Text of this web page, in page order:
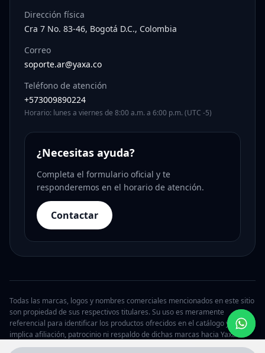
Dirección física
Cra 7 No. 83-46, Bogotá D.C., Colombia
Correo
soporte.ar@yaxa.co
Teléfono de atención
+573009890224
Horario: lunes a viernes de 8:00 a.m. a 6:00 p.m. (UTC -5)
¿Necesitas ayuda?
Completa el formulario oficial y te
responderemos en el horario de atención.
Contactar
Todas las marcas, logos y nombres comerciales mencionados en este sitio
son propiedad de sus respectivos titulares. Su uso es meramente
referencial para identificar los productos ofrecidos en el catálogo y no
implica afiliación, patrocinio ni respaldo de dichas marcas hacia Yaxa.